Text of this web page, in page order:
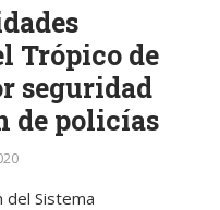
Trópico de
seguridad
de policías
del Sistema